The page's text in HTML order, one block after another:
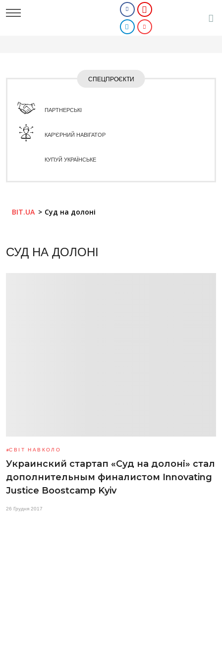
СПЕЦПРОЄКТИ
ПАРТНЕРСЬКІ
КАР'ЄРНИЙ НАВІГАТОР
КУПУЙ УКРАЇНСЬКЕ
BIT.UA Суд на долоні
СУД НА ДОЛОНІ
СВІТ НАВКОЛО
Украинский стартап «Суд на долоні» стал
дополнительным финалистом Innovating
Justice Boostcamp Kyiv
26 Грудня 2017